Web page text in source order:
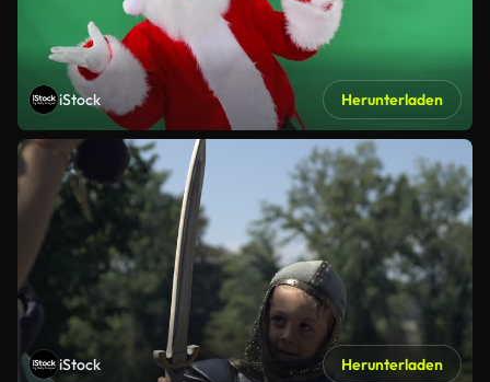
iStock Herunterladen
iStock Herunterladen